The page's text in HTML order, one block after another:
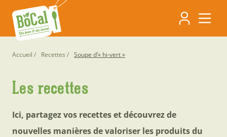
contenu
principal
Fil
d'Ariane
Accueil Recettes Soupe d’« hi-vert »
Les recettes
Ici, partagez vos recettes et découvrez de
nouvelles manières de valoriser les produits du